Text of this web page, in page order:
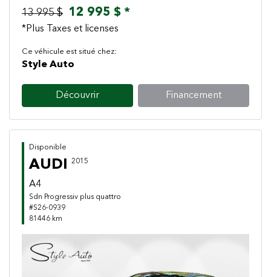
13 995 $ 12 995 $ *
*Plus Taxes et licenses
Ce véhicule est situé chez:
Style Auto
Découvrir Financement
Disponible
AUDI 2015
A4
Sdn Progressiv plus quattro
#S26-0939
81446 km